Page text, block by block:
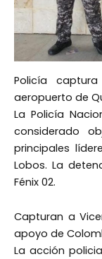
Policía
aeropuerto de
La Policía
considerado
principales
Lobos. La
Fénix 02.
Capturan a
apoyo de
La acción